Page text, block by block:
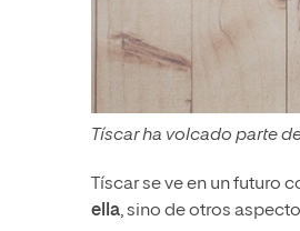
Tíscar ha volcado parte
Tíscar se ve en un
ella, sino de otros